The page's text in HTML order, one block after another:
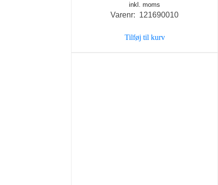
inkl. moms
Varenr: 121690010
Tilføj til kurv